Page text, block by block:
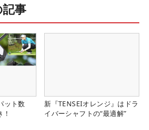
事
ット数
新『TENSEIオレンジ』はドラ
イバーシャフトの“最適解”